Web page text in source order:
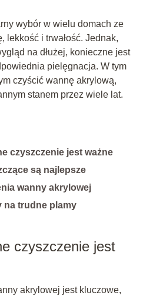
wybór w wielu domach ze
lekkość i trwałość. Jednak,
na dłużej, konieczne jest
pielęgnacja. W tym
czyścić wannę akrylową,
stanem przez wiele lat.
czyszczenie jest ważne
są najlepsze
wanny akrylowej
na trudne plamy
czyszczenie jest
akrylowej jest kluczowe,